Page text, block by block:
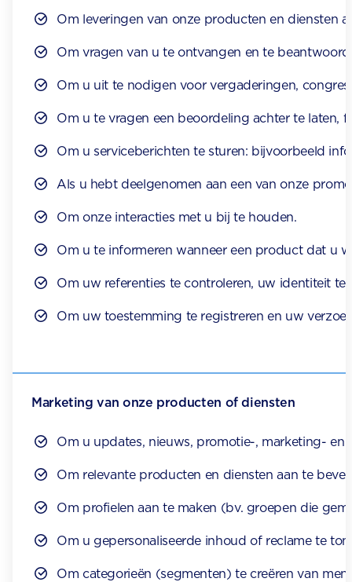
Om leveringen van onze producten en diensten
Om vragen van u te ontvangen en te
Om u uit te nodigen voor vergaderingen,
Om u te vragen een beoordeling achter te laten,
Om u serviceberichten te sturen: bijvoorbeeld
Als u hebt deelgenomen aan een van onze
Om onze interacties met u bij te houden.
Om u te informeren wanneer een product dat u
Om uw referenties te controleren, uw identiteit
Om uw toestemming te registreren en uw
Marketing van onze producten of diensten
Om u updates, nieuws, promotie-, marketing-
Om relevante producten en diensten aan te
Om profielen aan te maken (bv. groepen die
Om u gepersonaliseerde inhoud of reclame te
Om categorieën (segmenten) te creëren van